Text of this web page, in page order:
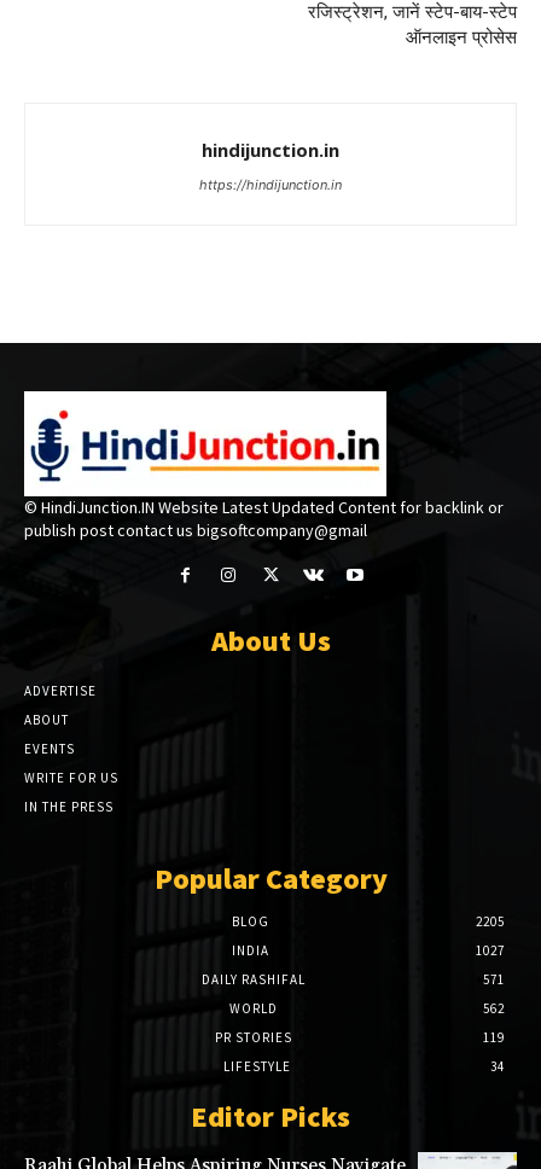
रजिस्ट्रेशन, जानें स्टेप-बाय-स्टेप
ऑनलाइन प्रोसेस
hindijunction.in
https://hindijunction.in
© HindiJunction.IN Website Latest Updated Content for backlink or
publish post contact us bigsoftcompany@gmail
About Us
ADVERTISE
ABOUT
EVENTS
WRITE FOR US
IN THE PRESS
Popular Category
BLOG
2205
INDIA
1027
DAILY RASHIFAL
571
WORLD
562
PR STORIES
119
LIFESTYLE
34
Editor Picks